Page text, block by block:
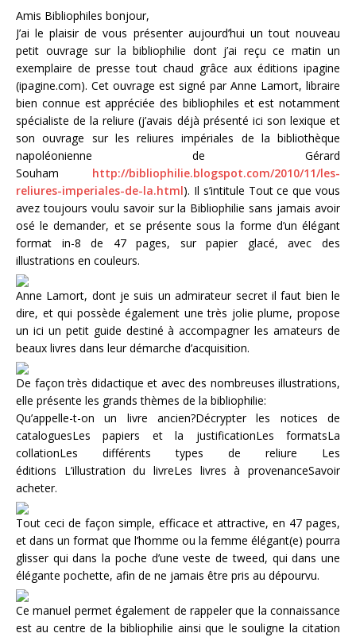
Amis Bibliophiles bonjour,
J’ai le plaisir de vous présenter aujourd’hui un tout nouveau
petit ouvrage sur la bibliophilie dont j’ai reçu ce matin un
exemplaire de presse tout chaud grâce aux éditions ipagine
(ipagine.com). Cet ouvrage est signé par Anne Lamort, libraire
bien connue est appréciée des bibliophiles et est notamment
spécialiste de la reliure (j’avais déjà présenté ici son lexique et
son ouvrage sur les reliures impériales de la bibliothèque
napoléonienne de Gérard
Souham http://bibliophilie.blogspot.com/2010/11/les-
reliures-imperiales-de-la.html). Il s’intitule Tout ce que vous
avez toujours voulu savoir sur la Bibliophilie sans jamais avoir
osé le demander, et se présente sous la forme d’un élégant
format in-8 de 47 pages, sur papier glacé, avec des
illustrations en couleurs.
Anne Lamort, dont je suis un admirateur secret il faut bien le
dire, et qui possède également une très jolie plume, propose
un ici un petit guide destiné à accompagner les amateurs de
beaux livres dans leur démarche d’acquisition.
De façon très didactique et avec des nombreuses illustrations,
elle présente les grands thèmes de la bibliophilie:
Qu’appelle-t-on un livre ancien?Décrypter les notices de
cataloguesLes papiers et la justificationLes formatsLa
collationLes différents types de reliure Les
éditions L’illustration du livreLes livres à provenanceSavoir
acheter.
Tout ceci de façon simple, efficace et attractive, en 47 pages,
et dans un format que l’homme ou la femme élégant(e) pourra
glisser qui dans la poche d’une veste de tweed, qui dans une
élégante pochette, afin de ne jamais être pris au dépourvu.
Ce manuel permet également de rappeler que la connaissance
est au centre de la bibliophilie ainsi que le souligne la citation